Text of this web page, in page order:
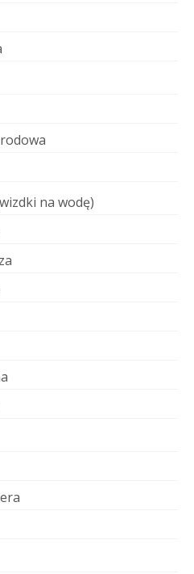
na wodę)